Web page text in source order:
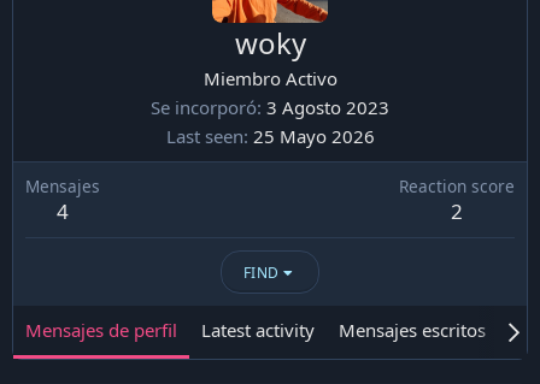
woky
Miembro Activo
Se incorporó 3 Agosto 2023
Last seen 25 Mayo 2026
Mensajes
4
Reaction score
2
FIND
Mensajes de perfil Latest activity Mensajes escritos